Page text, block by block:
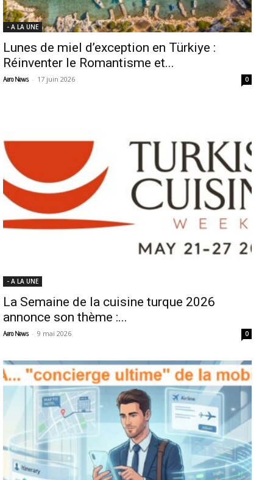
- A LA UNE
Lunes de miel d’exception en Türkiye :
Réinventer le Romantisme et...
Aero News - 17 juin 2026 0
- A LA UNE
La Semaine de la cuisine turque 2026
annonce son thème :...
Aero News - 9 mai 2026 0